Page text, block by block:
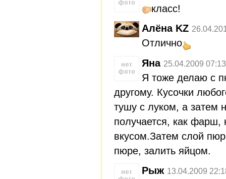
класс!
Алёна KZ
Отлично
Яна 25.04.2009 07:13
Я тоже делаю с
другому. Кусочки
тушу с луком, а затем
получается, как фарш,
вкусом.Затем слой
пюре, залить яйцом.
Рыж 13.04.2009